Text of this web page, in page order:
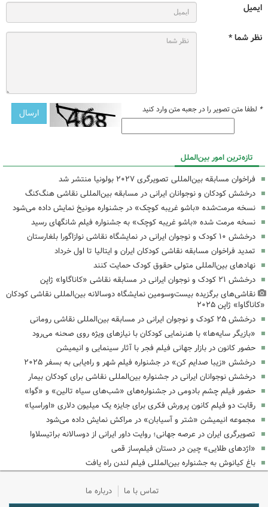
ایمیل
نظر شما *
* لطفا متن تصویر را در جعبه متن وارد کنید
تازه‌ترین امور بین‌الملل
فراخوان مسابقه بین‌المللی تصویرگری ۲۰۲۷ بولونیا منتشر شد
درخشش کودکان و نوجوانان ایرانی در مسابقه بین‌المللی نقاشی هنگ‌کنگ
نسخه مرمت‌شده «باشو غریبه کوچک» در جشنواره مونیخ نمایش داده می‌شود
نسخه مرمت شده «باشو غریبه کوچک» به جشنواره فیلم شانگهای رسید
درخشش ۱۰ کودک و نوجوان ایرانی در نمایشگاه نقاشی نوازاگورا بلغارستان
تمدید فراخوان مسابقه نقاشی کودکان ایران و ایتالیا تا اول خرداد
نهادهای بین‌المللی متولی حقوق کودک‌ حمایت کنند
درخشش ۲۱ کودک و نوجوان ایرانی در مسابقه نقاشی «کاناگاوا» ژاپن
نقاشی‌های برگزیده بیست‌وسومین نمایشگاه دوسالانه بین‌المللی نقاشی کودکان
«کاناگاوا» ژاپن ۲۰۲۵
درخشش ۲۵ کودک و نوجوان ایرانی در مسابقه بین‌المللی نقاشی رومانی
«بازیگر سایه‌ها» با هنرنمایی کودکان با نیازهای ویژه روی صحنه می‌رود
حضور کانون در بازار جهانی فیلم فجر با آثار سینمایی و انیمیشن
درخشش «زیبا صدایم کن» در جشنواره فیلم شهر و راه‌یابی به بسفر ۲۰۲۵
درخشش نوجوانان ایرانی در جشنواره بین‌المللی نقاشی برای کودکان بیمار
حضور فیلم چشم بادومی در جشنواره‌های «شب‌های سیاه تالین» و «گوا»
رقابت دو فیلم کانون پرورش فکری برای جایزه یک میلیون دلاری «اوراسیا»
مجموعه انیمیشن «شتر و آسیابان» در مراکش نمایش داده می‌شود
تصویرگری ایران در عرصه جهانی؛ روایت داور ایرانی از دوسالانه براتیسلاوا
«اژدهای طلایی» چین در دستان فیلم‌ساز قمی
باغ کیانوش به جشنواره بین‌المللی فیلم لندن راه یافت
تماس با ما درباره ما